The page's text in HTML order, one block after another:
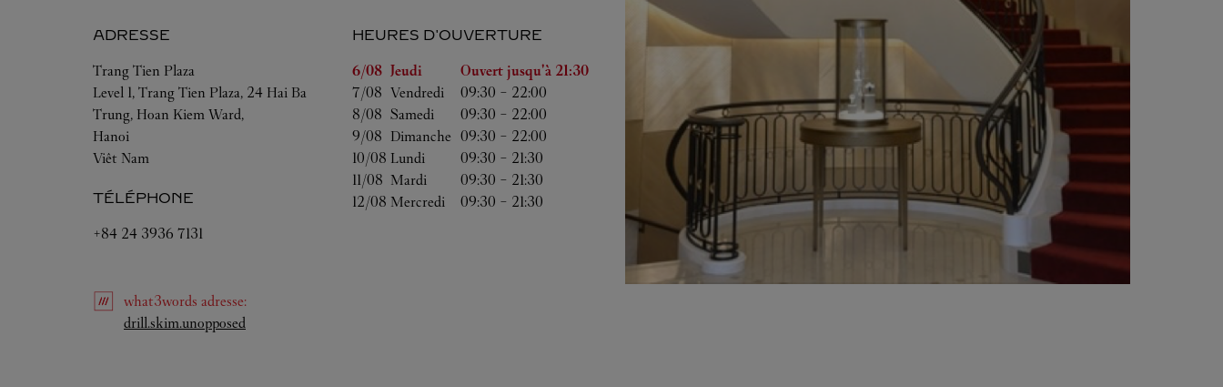
ADRESSE
Trang Tien Plaza
Level 1, Trang Tien Plaza, 24 Hai Ba
Trung, Hoan Kiem Ward,
Hanoi
Viêt Nam
TÉLÉPHONE
+84 24 3936 7131
HEURES D'OUVERTURE
Jour de la semaine Heures d'ouverture
6/08 Jeudi Ouvert jusqu'à 21:30
7/08 Vendredi 09:30 - 22:00
8/08 Samedi 09:30 - 22:00
9/08 Dimanche 09:30 - 22:00
10/08 Lundi 09:30 - 21:30
11/08 Mardi 09:30 - 21:30
12/08 Mercredi 09:30 - 21:30
what3words adresse:
drill.skim.unopposed